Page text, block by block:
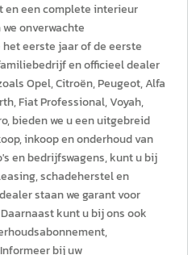
een complete interieur
onverwachte
eerste jaar of de eerste
en officieel dealer
Opel, Citroën, Peugeot, Alfa
Fiat Professional, Voyah,
bieden we u een uitgebreid
inkoop en onderhoud van
en bedrijfswagens, kunt u bij
schadeherstel en
staan we garant voor
kunt u bij ons ook
bij uw